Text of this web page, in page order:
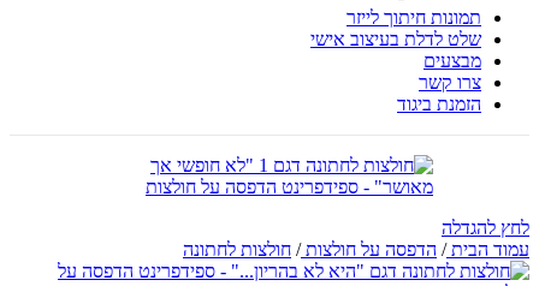
תמונות חיתוך לייזר
שלט לדלת בעיצוב אישי
מבצעים
צרו קשר
הזמנת ביגוד
לחץ להגדלה
עמוד הבית/ הדפסה על חולצות/ חולצות לחתונה